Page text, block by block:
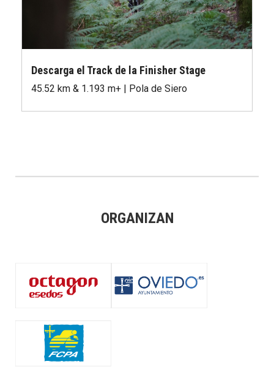
Descarga el Track de la Finisher Stage
45.52 km & 1.193 m+ | Pola de Siero
ORGANIZAN